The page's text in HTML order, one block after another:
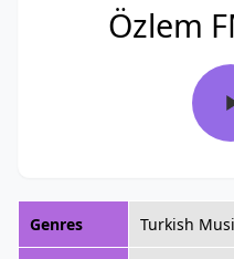
Özlem
Genres Turkish